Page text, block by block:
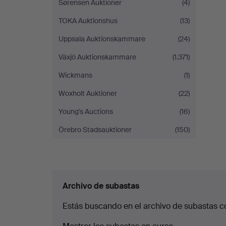
Sørensen Auktioner
(4)
TOKA Auktionshus
(13)
Uppsala Auktionskammare
(24)
Växjö Auktionskammare
(1.371)
Wickmans
(1)
Woxholt Auktioner
(22)
Young's Auctions
(16)
Örebro Stadsauktioner
(150)
Archivo de subastas
Estás buscando en el archivo de subastas